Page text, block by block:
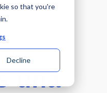
so that you're
Decline
Talview
una